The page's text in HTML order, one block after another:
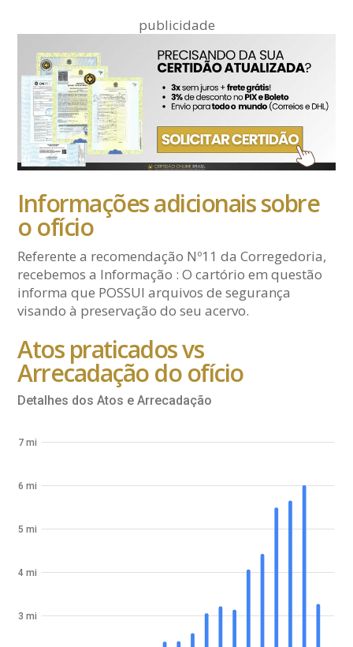
publicidade
Informações adicionais sobre
o ofício
Referente a recomendação Nº11 da Corregedoria,
recebemos a Informação : O cartório em questão
informa que POSSUI arquivos de segurança
visando à preservação do seu acervo.
Atos praticados vs
Arrecadação do ofício
Detalhes dos Atos e Arrecadação
3 mi
4 mi
5 mi
6 mi
7 mi